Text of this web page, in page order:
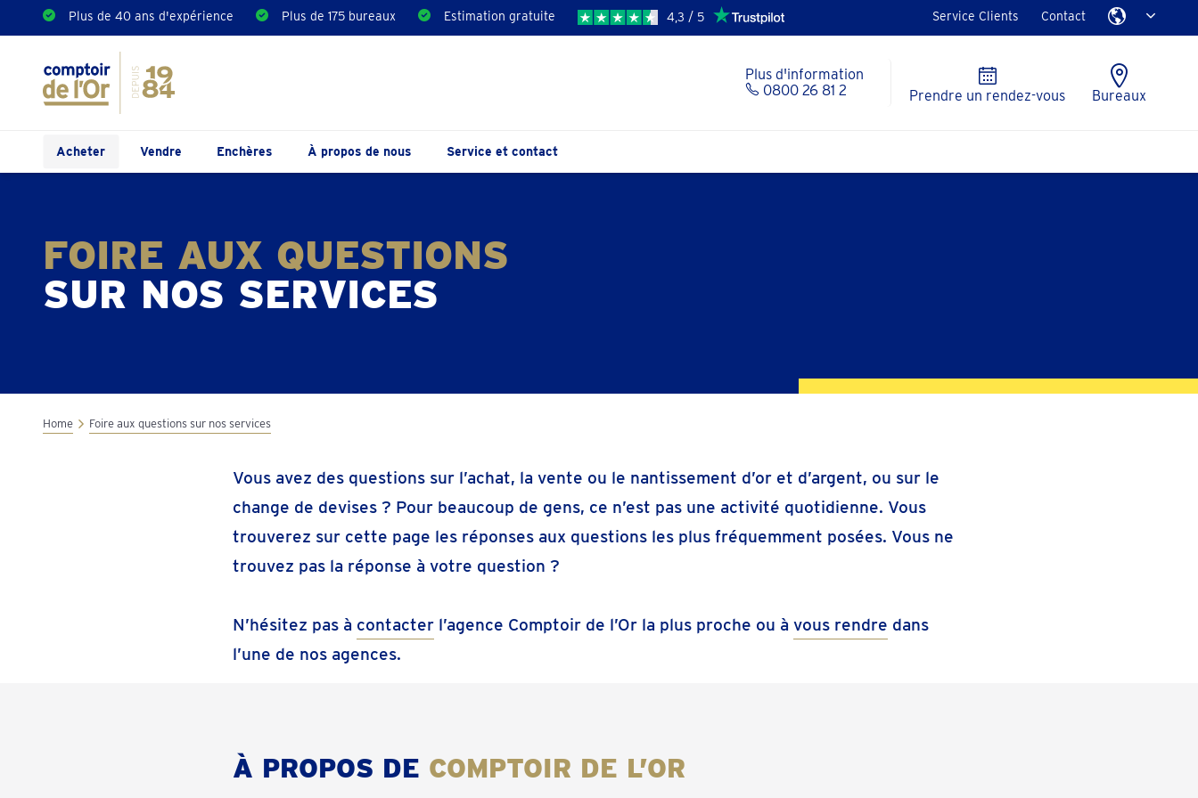
Plus de 40 ans d'expérience Plus de 175 bureaux Estimation gratuite 4,3 / 5 Service Clients Contact
Plus d'information
0800 26 81 2
Prendre un rendez-vous Bureaux
Acheter Vendre Enchères À propos de nous Service et contact
FOIRE AUX QUESTIONS
SUR NOS SERVICES
Home Foire aux questions sur nos services
Vous avez des questions sur l’achat, la vente ou le nantissement d’or et d’argent, ou sur le
change de devises ? Pour beaucoup de gens, ce n’est pas une activité quotidienne. Vous
trouverez sur cette page les réponses aux questions les plus fréquemment posées. Vous ne
trouvez pas la réponse à votre question ?
N’hésitez pas à contacter l’agence Comptoir de l’Or la plus proche ou àvous rendre dans
l’une de nos agences.
À PROPOS DE COMPTOIR DE L’OR